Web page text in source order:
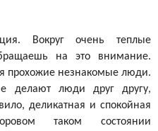
Вокруг очень теплые
на это внимание.
прохожие незнакомые люди.
делают люди друг другу,
деликатная и спокойная
таком состоянии